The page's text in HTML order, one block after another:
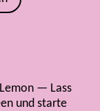
— Lass
und starte